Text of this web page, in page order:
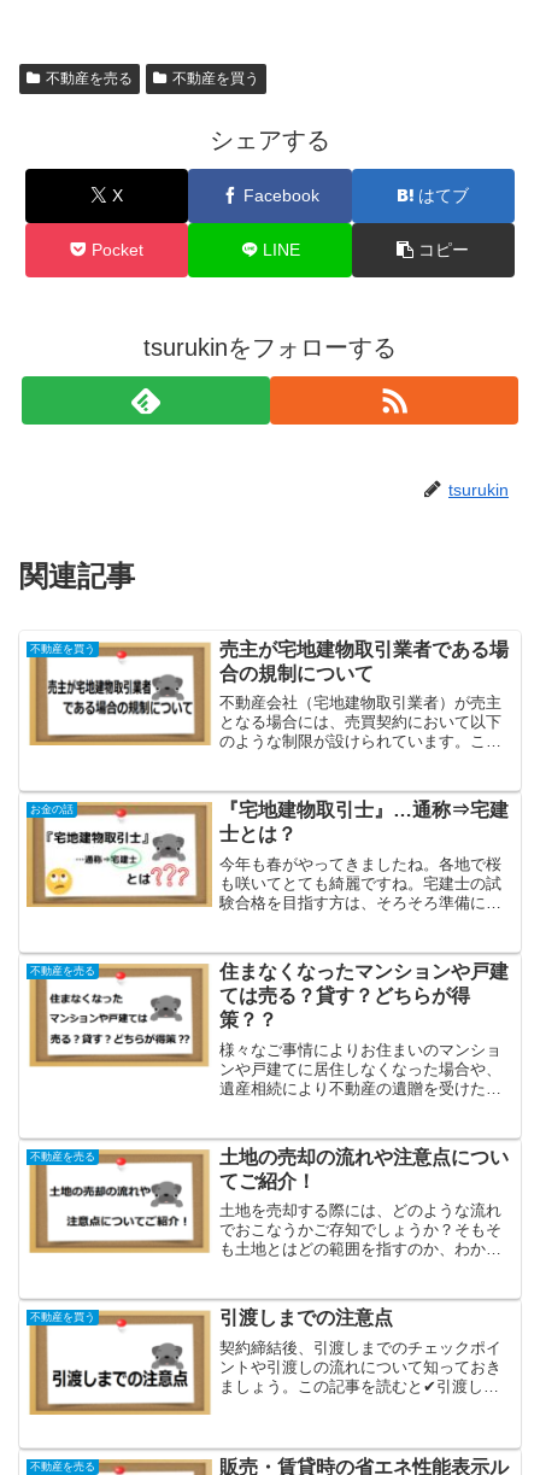
不動産を売る 不動産を買う
シェアする
X Facebook はてブ
Pocket LINE コピー
tsurukinをフォローする
tsurukin
関連記事
不動産を買う
売主が宅地建物取引業者である場
合の規制について
不動産会社（宅地建物取引業者）が売主
となる場合には、売買契約において以下
のような制限が設けられています。この
の記事を書いた人名前：くろちゃん（宅
建士）金融業、住宅営業か...
お金の話
『宅地建物取引士』…通称⇒宅建
士とは？
今年も春がやってきましたね。各地で桜
も咲いてとても綺麗ですね。宅建士の試
験合格を目指す方は、そろそろ準備に取
していきたいと思います。この記事を読
むと✔『宅地建物取引士』と...
不動産を売る
住まなくなったマンションや戸建
ては売る？貸す？どちらが得
策？？
様々なご事情によりお住まいのマンショ
ンや戸建てに居住しなくなった場合や、
遺産相続により不動産の遺贈を受けた場
か。選択肢としては、売却する、賃貸に
出す、空き家のまま保有する...
不動産を売る
土地の売却の流れや注意点につい
てご紹介！
土地を売却する際には、どのような流れ
でおこなうかご存知でしょうか？そもそ
も土地とはどの範囲を指すのか、わかり
て解説していきます。この記事を読むと
✔土地の定義がわかる✔売...
不動産を買う 引渡しまでの注意点
契約締結後、引渡しまでのチェックポイ
ントや引渡しの流れについて知っておき
ましょう。この記事を読むと✔引渡し前
わかるこの記事を書いた人...
不動産を売る 販売・賃貸時の省エネ性能表示ル